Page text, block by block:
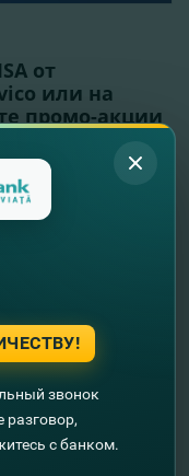
от
или на
промо-акции
звонок
разговор,
с банком.